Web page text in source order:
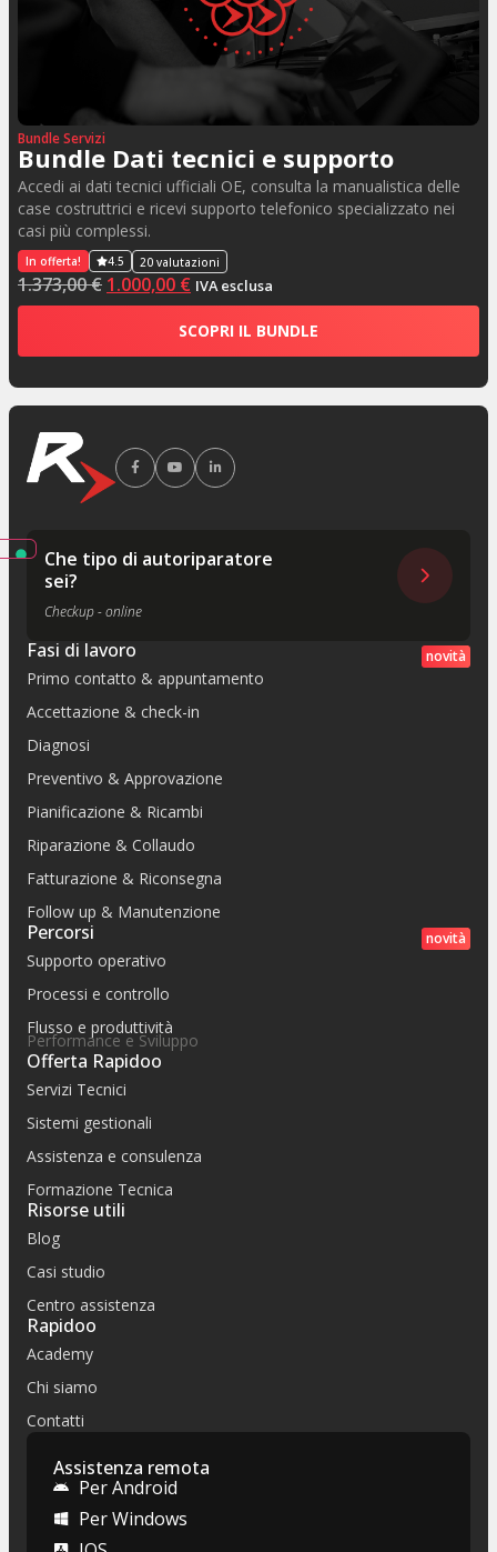
Bundle Servizi
Bundle Dati tecnici e supporto
Accedi ai dati tecnici ufficiali OE, consulta la manualistica delle
case costruttrici e ricevi supporto telefonico specializzato nei
casi più complessi.
In offerta! 4.5 20 valutazioni
1.373,00€ 1.000,00 € IVA esclusa
SCOPRI IL BUNDLE
Che tipo di autoriparatore
sei?
Checkup - online
novità
Fasi di lavoro
Primo contatto & appuntamento
Accettazione & check-in
Diagnosi
Preventivo & Approvazione
Pianificazione & Ricambi
Riparazione & Collaudo
Fatturazione & Riconsegna
Follow up & Manutenzione
novità
Percorsi
Supporto operativo
Processi e controllo
Flusso e produttività
Performance e Sviluppo
Offerta Rapidoo
Servizi Tecnici
Sistemi gestionali
Assistenza e consulenza
Formazione Tecnica
Risorse utili
Blog
Casi studio
Centro assistenza
Rapidoo
Academy
Chi siamo
Contatti
Assistenza remota
Per Android
Per Windows